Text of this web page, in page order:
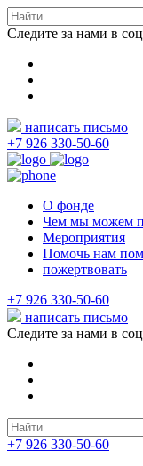
Следите за нами в
написать письмо
+7 926 330-50-60
О фонде
Чем мы можем
Мероприятия
Помочь нам
пожертвовать
+7 926 330-50-60
написать письмо
Следите за нами в
+7 926 330-50-60